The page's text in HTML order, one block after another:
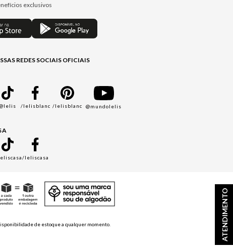
ATENDIMENTO
exclusivos
REDES SOCIAIS OFICIAIS
/lelisblanc /lelisblanc @mundolelis
/leliscasa
de estoque a qualquer momento.